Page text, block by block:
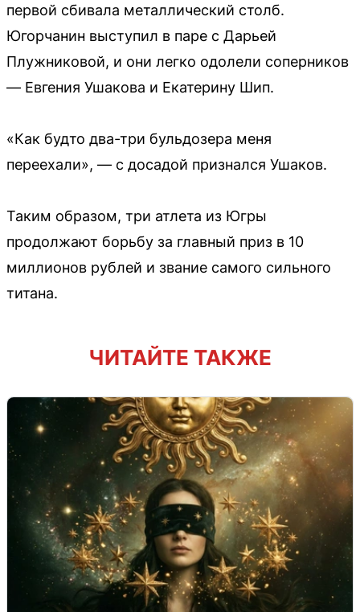
первой сбивала металлический столб.
Югорчанин выступил в паре с Дарьей
Плужниковой, и они легко одолели соперников
— Евгения Ушакова и Екатерину Шип.
«Как будто два-три бульдозера меня
переехали», — с досадой признался Ушаков.
Таким образом, три атлета из Югры
продолжают борьбу за главный приз в 10
миллионов рублей и звание самого сильного
титана.
ЧИТАЙТЕ ТАКЖЕ